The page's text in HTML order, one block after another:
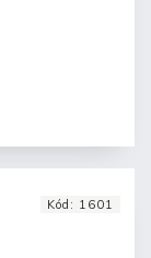
Kód: 1601